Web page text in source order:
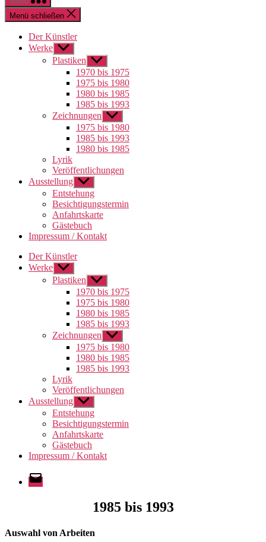
Menü schließen
Der Künstler
Werke Untermenü
anzeigen
Plastiken Untermenü
anzeigen
1970 bis 1975
1975 bis 1980
1980 bis 1985
1985 bis 1993
Zeichnungen Untermenü
anzeigen
1975 bis 1980
1985 bis 1993
1980 bis 1985
Lyrik
Veröffentlichungen
Ausstellung Untermenü
anzeigen
Entstehung
Besichtigungstermin
Anfahrtskarte
Gästebuch
Impressum / Kontakt
Der Künstler
Werke Untermenü
anzeigen
Plastiken Untermenü
anzeigen
1970 bis 1975
1975 bis 1980
1980 bis 1985
1985 bis 1993
Zeichnungen Untermenü
anzeigen
1975 bis 1980
1980 bis 1985
1985 bis 1993
Lyrik
Veröffentlichungen
Ausstellung Untermenü
anzeigen
Entstehung
Besichtigungstermin
Anfahrtskarte
Gästebuch
Impressum / Kontakt
E-
Mail
1985 bis 1993
Auswahl von Arbeiten